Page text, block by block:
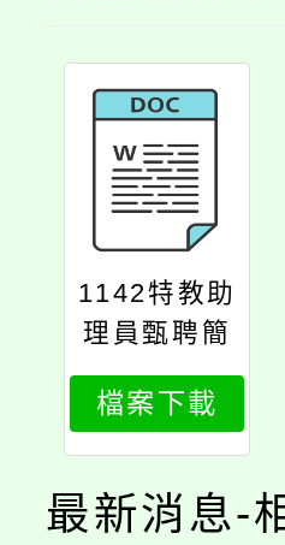
1142特教助
理員甄聘簡
章1020次4
0hr
檔案下載
最新消息-